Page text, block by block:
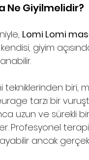
Ne Giyilmelidir?
Lomi Lomi
kendisi, giyim
tekniklerinden biri,
tarzı bir
uzun ve sürekli
Profesyonel
ancak